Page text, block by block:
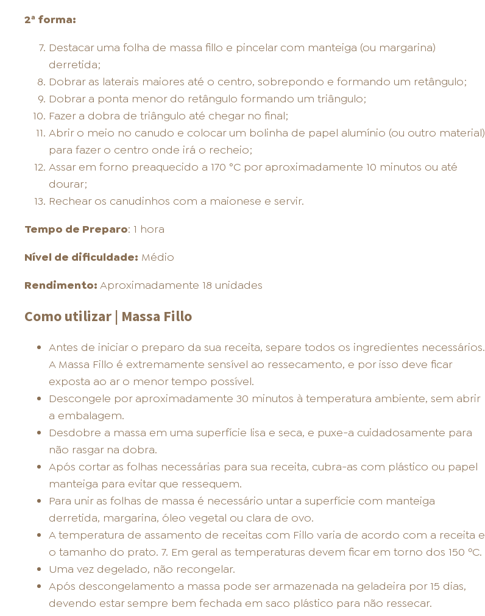
2ª forma:
Destacar uma folha de massa fillo e pincelar com manteiga (ou margarina)
derretida;
Dobrar as laterais maiores até o centro, sobrepondo e formando um retângulo;
Dobrar a ponta menor do retângulo formando um triângulo;
Fazer a dobra de triângulo até chegar no final;
Abrir o meio no canudo e colocar um bolinha de papel alumínio (ou outro material)
para fazer o centro onde irá o recheio;
Assar em forno preaquecido a 170 °C por aproximadamente 10 minutos ou até
dourar;
Rechear os canudinhos com a maionese e servir.
Tempo de Preparo: 1 hora
Nível de dificuldade: Médio
Rendimento: Aproximadamente 18 unidades
Como utilizar | Massa Fillo
Antes de iniciar o preparo da sua receita, separe todos os ingredientes necessários.
A Massa Fillo é extremamente sensível ao ressecamento, e por isso deve ficar
exposta ao ar o menor tempo possível.
Descongele por aproximadamente 30 minutos à temperatura ambiente, sem abrir
a embalagem.
Desdobre a massa em uma superfície lisa e seca, e puxe-a cuidadosamente para
não rasgar na dobra.
Após cortar as folhas necessárias para sua receita, cubra-as com plástico ou papel
manteiga para evitar que ressequem.
Para unir as folhas de massa é necessário untar a superfície com manteiga
derretida, margarina, óleo vegetal ou clara de ovo.
A temperatura de assamento de receitas com Fillo varia de acordo com a receita e
o tamanho do prato. 7. Em geral as temperaturas devem ficar em torno dos 150 ºC.
Uma vez degelado, não recongelar.
Após descongelamento a massa pode ser armazenada na geladeira por 15 dias,
devendo estar sempre bem fechada em saco plástico para não ressecar.